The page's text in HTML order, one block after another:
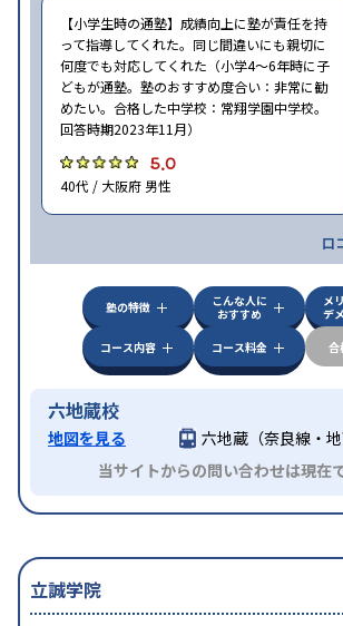
【小学生時の通塾】成績向上に塾が責任を持
って指導してくれた。同じ間違いにも親切に
何度でも対応してくれた（小学4〜6年時に子
どもが通塾。塾のおすすめ度合い：非常に勧
めたい。合格した中学校：常翔学園中学校。
回答時期2023年11月）
5.0
40代 / 大阪府 男性
口
塾の特徴
こんな人に
おすすめ
メ
デ
コース内容
コース料金 合
六地蔵校
地図を見る
六地蔵（奈良線・
当サイトからの問い合わせは現在
立誠学院